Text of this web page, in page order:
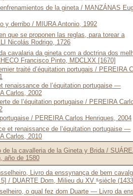
enfrenamientos de la gineta / MANZÁNAS
y derribo / MIURA Antonio, 1992
que se proponen las reglas, para torear a
Nicolás Rodrigo, 1726
cavalaria da gineta com a doctrina dos
Francisco Pinto, MDCLXX [1670]
traité d’équitation portugais / PEREIRA
renaissance de l’équitation portugaise —
Carlos, 2002
de l’équitation portugaise / PEREIRA
portugaise / PEREIRA Carlos Henriques, 2004
et renaissance de l’équitation portugaise —
Carlos, 2010
de la cavalleria de la Gineta y Brida /
año de 1580
Livro da enssynança de bem
/ DUARTE Dom, Milieu du XV e siècle
o qual fez dom Duarte — Livro da